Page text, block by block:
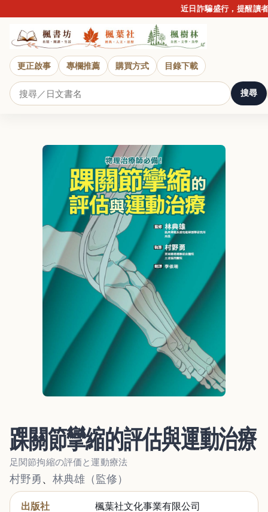
近日詐騙盛行，提醒讀者提
更正啟事 專欄推薦 購買方式 目錄下載
搜尋
踝關節攣縮的評估與運動治療
足関節拘縮の評価と運動療法
村野勇 、 林典雄（監修）
出版社
楓葉社文化事業有限公司